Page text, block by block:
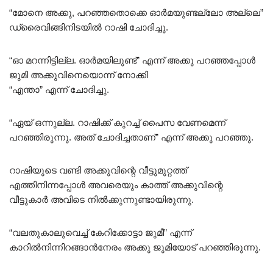
“മോനെ അക്കു, പറഞ്ഞതൊക്കെ ഓർമയുണ്ടല്ലോ അല്ലെ”
ഡ്രൈവിങ്ങിനിടയിൽ റാഷി ചോദിച്ചു.
“ഓ മറന്നിട്ടില്ല. ഓർമയിലുണ്ട്” എന്ന് അക്കു പറഞ്ഞപ്പോൾ
ജുമി അക്കുവിനെയൊന്ന് നോക്കി
“എന്താ” എന്ന് ചോദിച്ചു.
“ഏയ്‌ ഒന്നുല്ല. റാഷിക്ക് കുറച്ച് പൈസ വേണമെന്ന്
പറഞ്ഞിരുന്നു. അത് ചോദിച്ചതാണ്” എന്ന് അക്കു പറഞ്ഞു.
റാഷിയുടെ വണ്ടി അക്കുവിന്റെ വീട്ടുമുറ്റത്ത്
എത്തിനിന്നപ്പോൾ അവരെയും കാത്ത് അക്കുവിന്റെ
വീട്ടുകാർ അവിടെ നിൽക്കുന്നുണ്ടായിരുന്നു.
“വലതുകാലുവെച്ച് കേറിക്കോട്ടാ ജുമീ” എന്ന്
കാറിൽനിന്നിറങ്ങാൻനേരം അക്കു ജുമിയോട് പറഞ്ഞിരുന്നു.